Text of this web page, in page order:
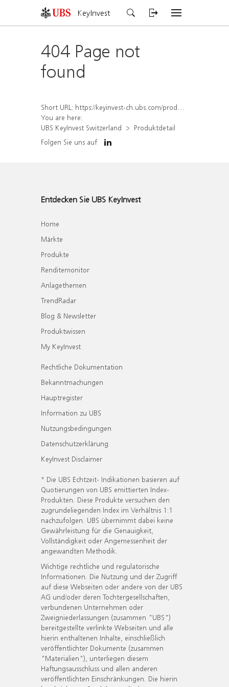
KeyInvest
404 Page not
found
Short URL: https://keyinvest-ch.ubs.com/produkt/detail/index/isin/CH1554886577
You are here:
UBS KeyInvest Switzerland
Produktdetail
Folgen Sie uns auf
Entdecken Sie UBS KeyInvest
Home
Märkte
Produkte
Renditemonitor
Anlagethemen
TrendRadar
Blog & Newsletter
Produktwissen
My KeyInvest
Rechtliche Dokumentation
Bekanntmachungen
Hauptregister
Information zu UBS
Nutzungsbedingungen
Datenschutzerklärung
KeyInvest Disclaimer
* Die UBS Echtzeit- Indikationen basieren auf
Quotierungen von UBS emittierten Index-
Produkten. Diese Produkte versuchen den
zugrundeliegenden Index im Verhältnis 1:1
nachzufolgen. UBS übernimmt dabei keine
Gewährleistung für die Genauigkeit,
Vollständigkeit oder Angemessenheit der
angewandten Methodik.
Wichtige rechtliche und regulatorische
Informationen. Die Nutzung und der Zugriff
auf diese Webseiten oder andere von der UBS
AG und/oder deren Tochtergesellschaften,
verbundenen Unternehmen oder
Zweigniederlassungen (zusammen "UBS")
bereitgestellte verlinkte Webseiten und alle
hierin enthaltenen Inhalte, einschließlich
veröffentlichter Dokumente (zusammen
"Materialien"), unterliegen diesem
Haftungsausschluss und allen anderen
veröffentlichten Einschränkungen. Die hierin